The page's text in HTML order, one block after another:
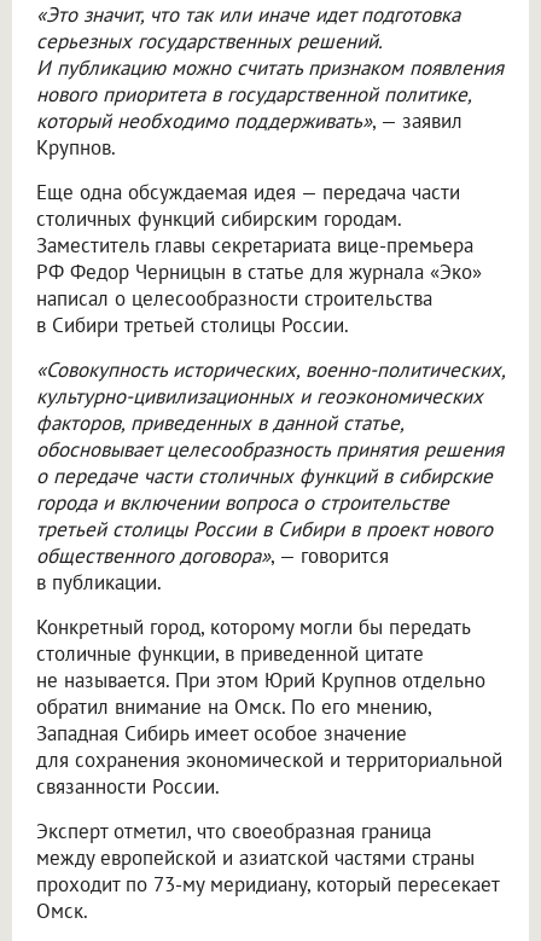
«Это значит, что так или иначе идет подготовка
серьезных государственных решений.
И публикацию можно считать признаком появления
нового приоритета в государственной политике,
который необходимо поддерживать», — заявил
Крупнов.
Еще одна обсуждаемая идея — передача части
столичных функций сибирским городам.
Заместитель главы секретариата вице-премьера
РФ Федор Черницын в статье для журнала «Эко»
написал о целесообразности строительства
в Сибири третьей столицы России.
«Совокупность исторических, военно-политических,
культурно-цивилизационных и геоэкономических
факторов, приведенных в данной статье,
обосновывает целесообразность принятия решения
о передаче части столичных функций в сибирские
города и включении вопроса о строительстве
третьей столицы России в Сибири в проект нового
общественного договора», — говорится
в публикации.
Конкретный город, которому могли бы передать
столичные функции, в приведенной цитате
не называется. При этом Юрий Крупнов отдельно
обратил внимание на Омск. По его мнению,
Западная Сибирь имеет особое значение
для сохранения экономической и территориальной
связанности России.
Эксперт отметил, что своеобразная граница
между европейской и азиатской частями страны
проходит по 73-му меридиану, который пересекает
Омск.